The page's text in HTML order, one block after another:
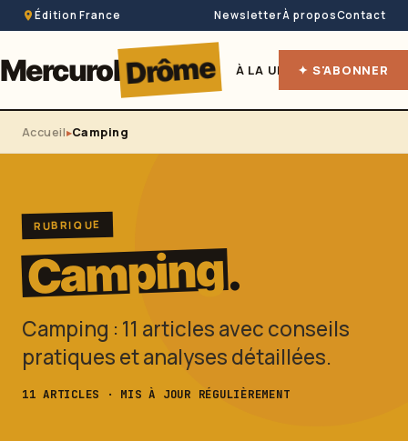
Édition France NewsletterÀ proposContact
MercurolDrôme À LA UNE ✦ S'ABONNER
Accueil Camping
RUBRIQUE
Camping.
Camping : 11 articles avec conseils
pratiques et analyses détaillées.
11 ARTICLES · MIS À JOUR RÉGULIÈREMENT